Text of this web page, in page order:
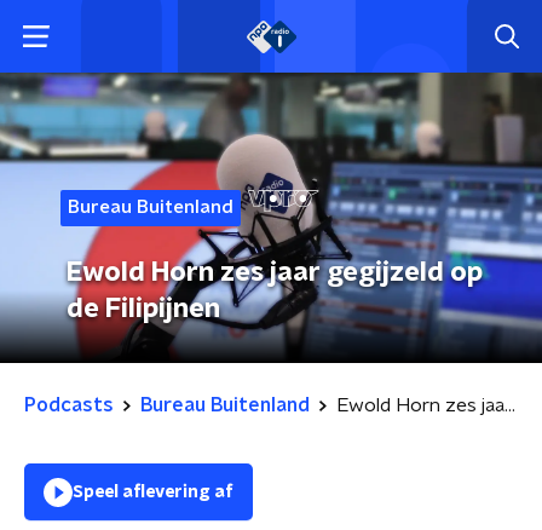
Bureau Buitenland
Ewold Horn zes jaar gegijzeld op
de Filipijnen
Podcasts Bureau Buitenland Ewold Horn zes jaar gegijzeld op de Filipijnen
Speel aflevering af